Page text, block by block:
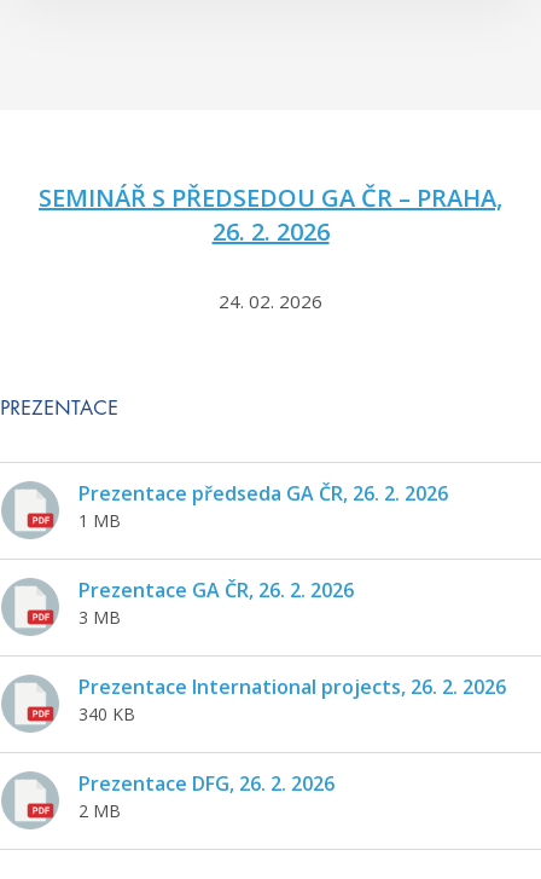
SEMINÁŘ S PŘEDSEDOU GA ČR – PRAHA,
26. 2. 2026
24. 02. 2026
PREZENTACE
Prezentace předseda GA ČR, 26. 2. 2026
1 MB
Prezentace GA ČR, 26. 2. 2026
3 MB
Prezentace International projects, 26. 2. 2026
340 KB
Prezentace DFG, 26. 2. 2026
2 MB